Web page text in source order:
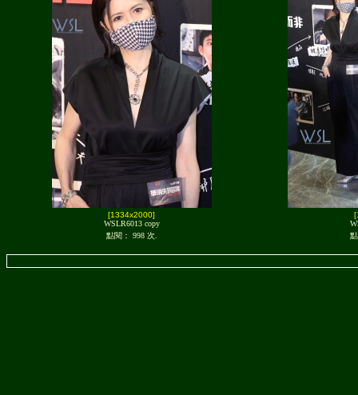
[1334x2000]
WSLR6013 copy
點閱： 998 次.